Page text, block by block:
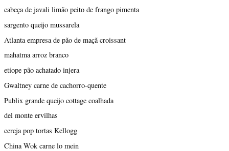
cabeça de javali limão peito de frango pimenta
sargento queijo mussarela
Atlanta empresa de pão de maçã croissant
mahatma arroz branco
etíope pão achatado injera
Gwaltney carne de cachorro-quente
Publix grande queijo cottage coalhada
del monte ervilhas
cereja pop tortas Kellogg
China Wok carne lo mein